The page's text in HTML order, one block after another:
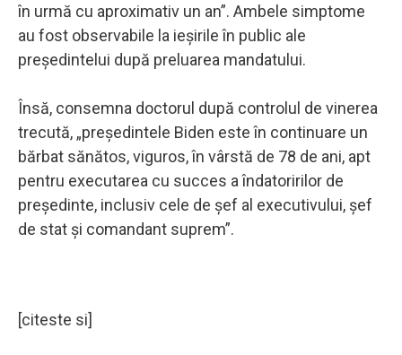
în urmă cu aproximativ un an”. Ambele simptome
au fost observabile la ieşirile în public ale
preşedintelui după preluarea mandatului.
Însă, consemna doctorul după controlul de vinerea
trecută, „preşedintele Biden este în continuare un
bărbat sănătos, viguros, în vârstă de 78 de ani, apt
pentru executarea cu succes a îndatoririlor de
preşedinte, inclusiv cele de şef al executivului, şef
de stat şi comandant suprem”.
[citeste si]